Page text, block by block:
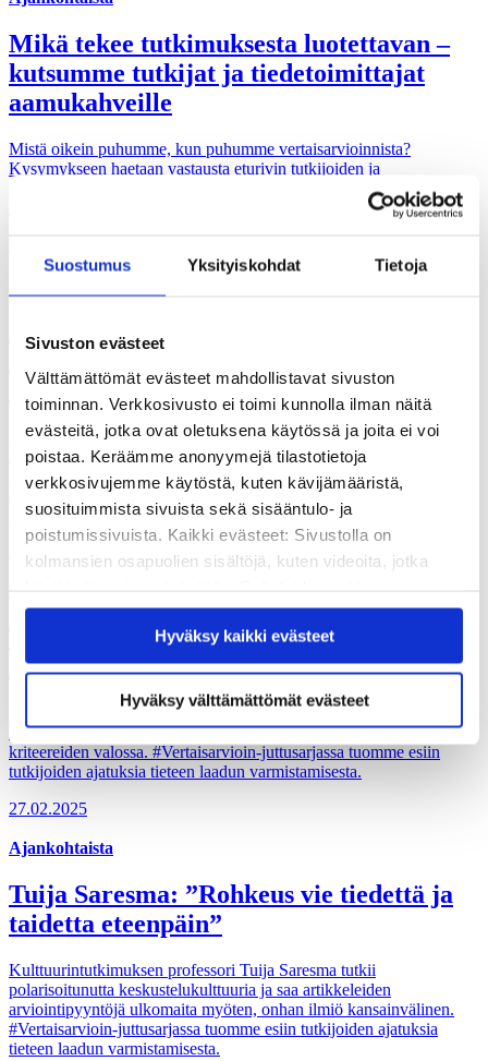
Suostumus Yksityiskohdat Tietoja
Sivuston evästeet
Välttämättömät evästeet mahdollistavat sivuston
toiminnan. Verkkosivusto ei toimi kunnolla ilman näitä
evästeitä, jotka ovat oletuksena käytössä ja joita ei voi
poistaa. Keräämme anonyymejä tilastotietoja
verkkosivujemme käytöstä, kuten kävijämääristä,
suosituimmista sivuista sekä sisääntulo- ja
poistumissivuista. Kaikki evästeet: Sivustolla on
kolmansien osapuolien sisältöjä, kuten videoita, jotka
saattaa estää näiden sisältöjen näkymisen.
Hyväksymällä kaikki evästeet varmistat, että kaikki
sisältö on käytettävissäsi.
Hyväksy kaikki evästeet
Hyväksy välttämättömät evästeet
Mikä tekee tutkimuksesta luotettavan –
kutsumme tutkijat ja tiedetoimittajat
aamukahveille
Mistä oikein puhumme, kun puhumme vertaisarvioinnista?
Kysymykseen haetaan vastausta eturivin tutkijoiden ja
tiedetoimittajien kesken Vertaiset arvioimassa -aamukahveilla
Juhani Knuuti: ”Yhtään tieteellistä
ilman vertaisarviointia”
Professori Juhani Knuuti kantaa huolta siitä, että vertaisarviointi on
kriisiytymässä, sillä artikkeleita julkaistaan miljoonittain, ja on yhä
vaikeampi löytää vapaaehtoisia arvioimaan käsikirjoituksia.
#Vertaisarvioin-juttusarjassa tuomme esiin tutkijoiden ajatuksia
tieteen laadun varmistamisesta.
12.03.2025
Tuomas Forsberg: ”Tarvitsemme lisää
tutkimusta itse vertaisarvioinnista”
Kokemus on opettanut kansainvälisen politiikan professori Tuomas
Forsbergiä arvioimaan tutkimuksia niiden omilla ehdoilla eikä omien
kriteereiden valossa. #Vertaisarvioin-juttusarjassa tuomme esiin
tutkijoiden ajatuksia tieteen laadun varmistamisesta.
27.02.2025
Ajankohtaista
Tuija Saresma: ”Rohkeus vie tiedettä ja
taidetta eteenpäin”
Kulttuurintutkimuksen professori Tuija Saresma tutkii
polarisoitunutta keskustelukulttuuria ja saa artikkeleiden
arviointipyyntöjä ulkomaita myöten, onhan ilmiö kansainvälinen.
#Vertaisarvioin-juttusarjassa tuomme esiin tutkijoiden ajatuksia
tieteen laadun varmistamisesta.